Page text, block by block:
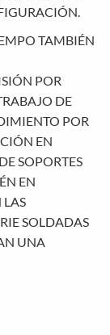
TAMBIÉN
POR
DE
POR
EN
SOPORTES
EN
LAS
SOLDADAS
UNA